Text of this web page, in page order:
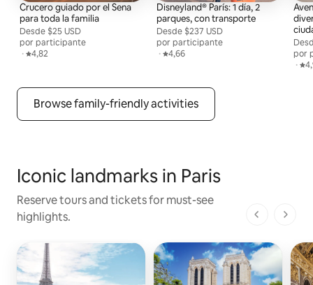
Crucero guiado por el Sena
para toda la familia
Desde $25 USD
por participante
Desde $25 USD por persona
·Calificación promedio: 4,82 de 5
4,82
Disneyland® París: 1 día, 2
parques, con transporte
Desde $237 USD
por participante
Desde $237 USD por persona
·Calificación promedio: 4,66 de 5
4,66
por
·
Browse family-friendly activities
Iconic landmarks in Paris
Reserve tours and tickets for must-see
highlights.
1 de 1